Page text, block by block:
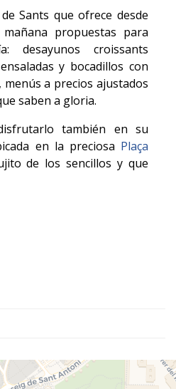
Sants que ofrece desde
propuestas para
desayunos croissants
y bocadillos con
a precios ajustados
saben a gloria.
también en su
en la preciosa Plaça
de los sencillos y que